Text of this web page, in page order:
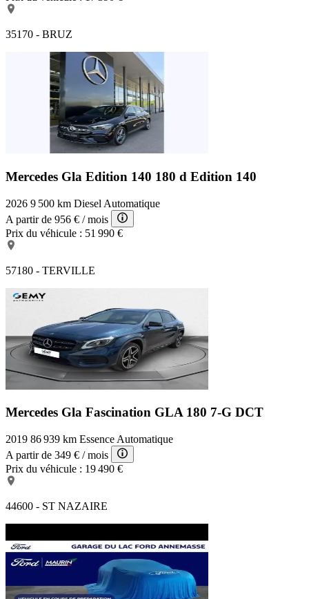
35170 - BRUZ
Mercedes Gla Edition 140 180 d Edition 140
2026 9 500 km Diesel Automatique
A partir de 956 € / mois
Prix du véhicule : 51 990 €
57180 - TERVILLE
Mercedes Gla Fascination GLA 180 7-G DCT
2019 86 939 km Essence Automatique
A partir de 349 € / mois
Prix du véhicule : 19 490 €
44600 - ST NAZAIRE